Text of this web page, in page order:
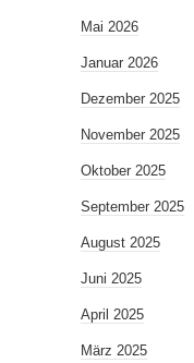
Mai 2026
Januar 2026
Dezember 2025
November 2025
Oktober 2025
September 2025
August 2025
Juni 2025
April 2025
März 2025